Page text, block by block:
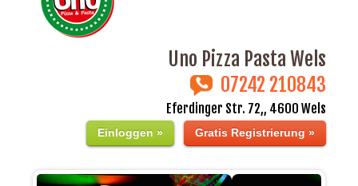
Uno Pizza Pasta Wels
07242 210843
Eferdinger Str. 72,, 4600 Wels
Einloggen » Gratis Registrierung »